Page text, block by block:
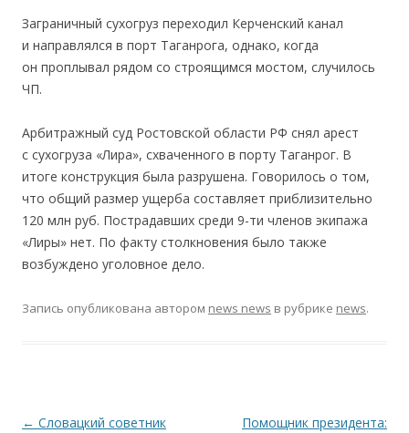
Заграничный сухогруз переходил Керченский канал
и направлялся в порт Таганрога, однако, когда
он проплывал рядом со строящимся мостом, случилось
ЧП.
Арбитражный суд Ростовской области РФ снял арест
с сухогруза «Лира», схваченного в порту Таганрог. В
итоге конструкция была разрушена. Говорилось о том,
что общий размер ущерба составляет приблизительно
120 млн руб. Пострадавших среди 9-ти членов экипажа
«Лиры» нет. По факту столкновения было также
возбуждено уголовное дело.
Запись опубликована автором news news в рубрике news.
Навигация по записям
← Словацкий советник
Помощник президента: